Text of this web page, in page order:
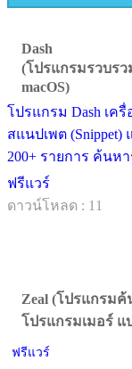
Dash
(โปรแกรมรวบร
macOS)
โปรแกรม Dash เค
สแนปเพต
200+ รายการ ค้นห
ฟรีแวร์
ดาวน์โหลด : 11
Zeal (โปรแกรม
โปรแกรมเมอร์
ฟรีแวร์